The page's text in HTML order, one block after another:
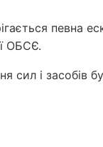
певна
ОБСЄ.
і засобів